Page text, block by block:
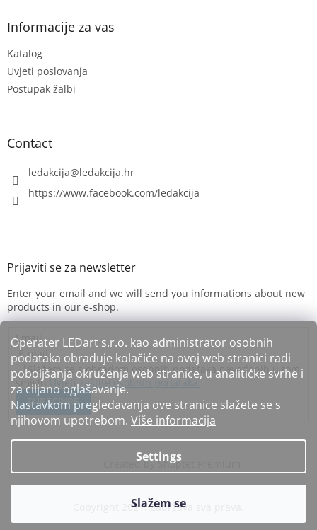
Operater LEDart s.r.o. kao administrator osobnih
podataka obrađuje kolačiće na ovoj web stranici radi
poboljšanja okruženja web stranice, u analitičke svrhe i
za ciljano oglašavanje.
Nastavkom pregledavanja ove stranice slažete se s
njihovom upotrebom. Više informacija
Settings
Informacije za vas
Katalog
Uvjeti poslovanja
Postupak žalbi
Contact
ledakcija@ledakcija.hr
https://www.facebook.com/ledakcija
Enter your email and we will send you informations about new
products in our e-shop.
Email
Slažem se s obradom osobnih podataka navedenih u tom
smisluUvjeti zaštite osobnih podataka.
SUBSCRIBE
Created by Shoptet Premium